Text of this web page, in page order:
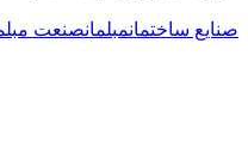
صنایع ساختمانمبلمانصنعت